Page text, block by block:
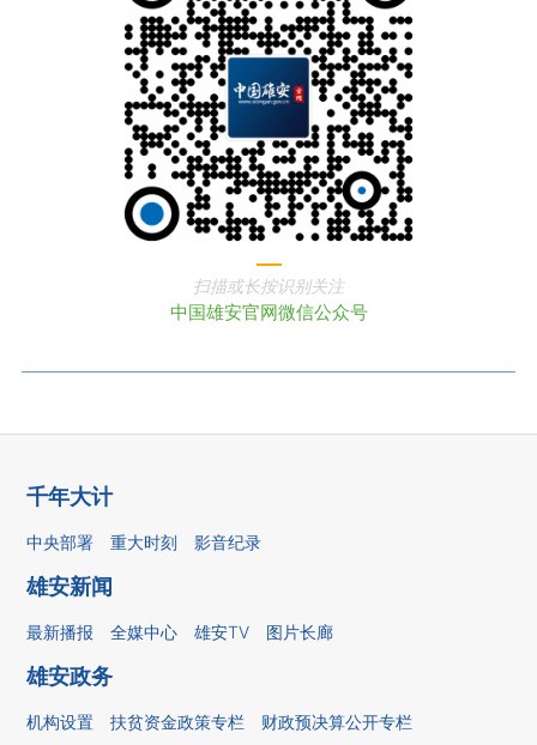
扫描或长按识别关注
中国雄安官网微信公众号
千年大计
中央部署 重大时刻 影音纪录
雄安新闻
最新播报 全媒中心 雄安TV 图片长廊
雄安政务
机构设置 扶贫资金政策专栏
财政预决算公开专栏